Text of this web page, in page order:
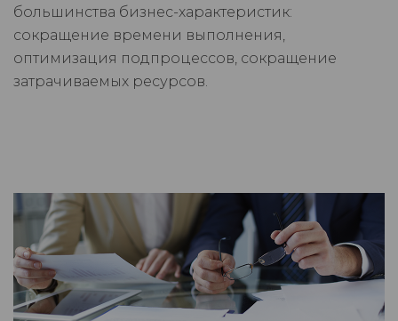
большинства бизнес-характеристик:
сокращение времени выполнения,
оптимизация подпроцессов, сокращение
затрачиваемых ресурсов.